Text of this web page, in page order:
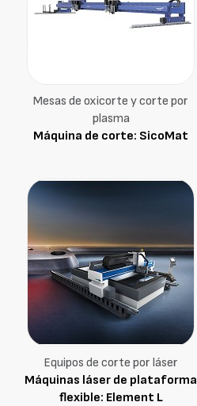
Mesas de oxicorte y corte por
plasma
Máquina de corte: SicoMat
Equipos de corte por láser
Máquinas láser de plataforma
flexible: Element L